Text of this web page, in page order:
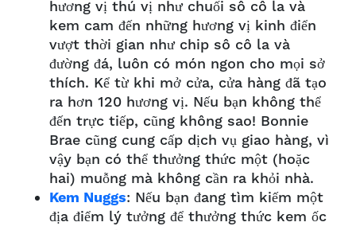
hương vị thú vị như chuối sô cô la và
kem cam đến những hương vị kinh điển
vượt thời gian như chip sô cô la và
đường đá, luôn có món ngon cho mọi sở
thích. Kể từ khi mở cửa, cửa hàng đã tạo
ra hơn 120 hương vị. Nếu bạn không thể
đến trực tiếp, cũng không sao! Bonnie
Brae cũng cung cấp dịch vụ giao hàng, vì
vậy bạn có thể thưởng thức một (hoặc
hai) muỗng mà không cần ra khỏi nhà.
Kem Nuggs: Nếu bạn đang tìm kiếm một
địa điểm lý tưởng để thưởng thức kem ốc